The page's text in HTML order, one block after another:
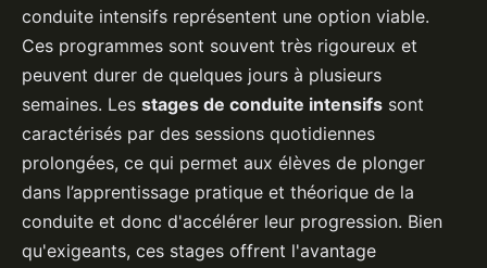
conduite intensifs représentent une option viable.
Ces programmes sont souvent très rigoureux et
peuvent durer de quelques jours à plusieurs
semaines. Les stages de conduite intensifs sont
caractérisés par des sessions quotidiennes
prolongées, ce qui permet aux élèves de plonger
dans l’apprentissage pratique et théorique de la
conduite et donc d'accélérer leur progression. Bien
qu'exigeants, ces stages offrent l'avantage